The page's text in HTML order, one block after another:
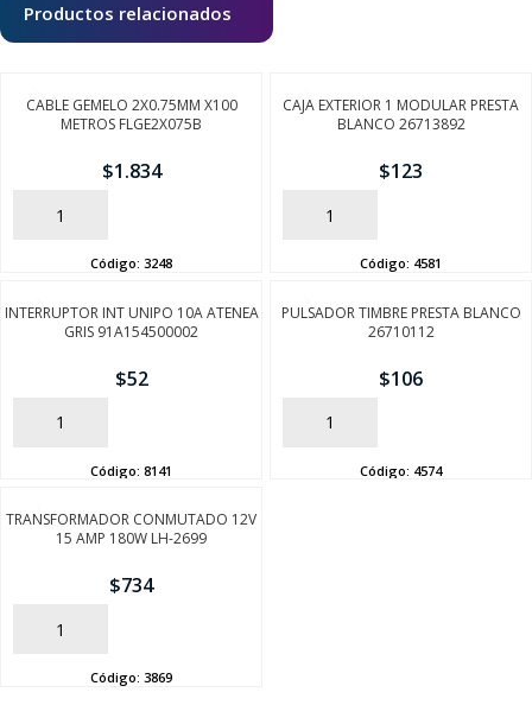
Productos relacionados
CABLE GEMELO 2X0.75MM X100
METROS FLGE2X075B
$1.834
AÑADIR
Código: 3248
CAJA EXTERIOR 1 MODULAR PRESTA
BLANCO 26713892
$123
AÑADIR
Código: 4581
INTERRUPTOR INT UNIPO 10A ATENEA
GRIS 91A154500002
$52
AÑADIR
Código: 8141
PULSADOR TIMBRE PRESTA BLANCO
26710112
$106
AÑADIR
Código: 4574
TRANSFORMADOR CONMUTADO 12V
15 AMP 180W LH-2699
$734
AÑADIR
Código: 3869